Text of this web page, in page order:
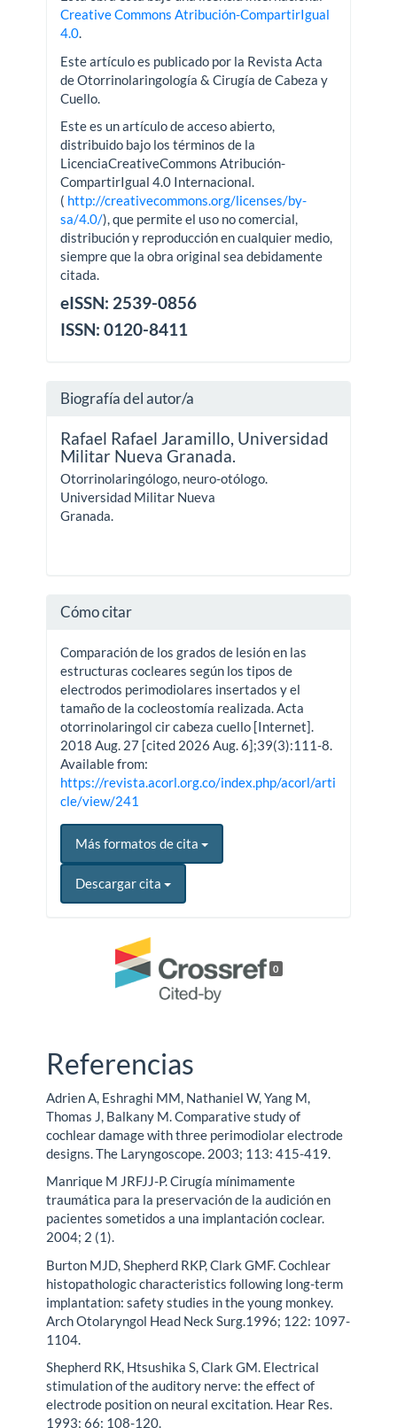
Creative Commons Atribución-CompartirIgual
4.0.
Este artículo es publicado por la Revista Acta
de Otorrinolaringología & Cirugía de Cabeza y
Cuello.
Este es un artículo de acceso abierto,
distribuido bajo los términos de la
LicenciaCreativeCommons Atribución-
CompartirIgual 4.0 Internacional.
( http://creativecommons.org/licenses/by-
sa/4.0/), que permite el uso no comercial,
distribución y reproducción en cualquier medio,
siempre que la obra original sea debidamente
citada.
eISSN: 2539-0856
ISSN: 0120-8411
Biografía del autor/a
Rafael Rafael Jaramillo, Universidad
Militar Nueva Granada.
Otorrinolaringólogo, neuro-otólogo.
Universidad Militar Nueva
Granada.
Cómo citar
Comparación de los grados de lesión en las
estructuras cocleares según los tipos de
electrodos perimodiolares insertados y el
tamaño de la cocleostomía realizada. Acta
otorrinolaringol cir cabeza cuello [Internet].
2018 Aug. 27 [cited 2026 Aug. 6];39(3):111-8.
Available from:
https://revista.acorl.org.co/index.php/acorl/arti
cle/view/241
Más formatos de cita
Descargar cita
0
Referencias
Adrien A, Eshraghi MM, Nathaniel W, Yang M,
Thomas J, Balkany M. Comparative study of
cochlear damage with three perimodiolar electrode
designs. The Laryngoscope. 2003; 113: 415-419.
Manrique M JRFJJ-P. Cirugía mínimamente
traumática para la preservación de la audición en
pacientes sometidos a una implantación coclear.
2004; 2 (1).
Burton MJD, Shepherd RKP, Clark GMF. Cochlear
histopathologic characteristics following long-term
implantation: safety studies in the young monkey.
Arch Otolaryngol Head Neck Surg.1996; 122: 1097-
1104.
Shepherd RK, Htsushika S, Clark GM. Electrical
stimulation of the auditory nerve: the effect of
electrode position on neural excitation. Hear Res.
1993; 66: 108-120.